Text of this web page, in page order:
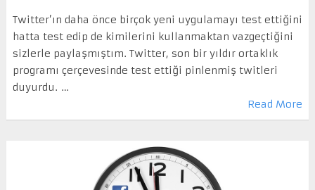
Twitter’ın daha önce birçok yeni uygulamayı test ettiğini
hatta test edip de kimilerini kullanmaktan vazgeçtiğini
sizlerle paylaşmıştım. Twitter, son bir yıldır ortaklık
programı çerçevesinde test ettiği pinlenmiş twitleri
duyurdu. …
Read More